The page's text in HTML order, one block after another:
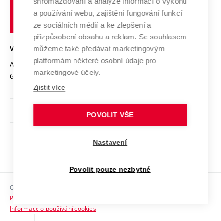
Transfer znalostí
Open Science
Projekty
Projekty ze strukturálních fondů
Specifický výzkum
Služby univerzity
Mezinárodní dohody
Univerzitní sítě
Udržitelná univerzita
Podnikavá univerzita / ContriBUTe
Bezpečná univerzita
Vyznamenání
Organizační struktura
Ochrana osobních údajů
odkaz)
Sociální bezpečí
HR Award
učení
technické
VYSOKÉ UČENÍ TECHNICKÉ V BRNĚ
Antonínská 548/1
602 00 Brno
www.vut.cz
vut@vutbr.cz
Copyright © 2026 VUT
Prohlášení o přístupnosti
Informace o používání cookies
a používání webu, zajištění fungování funkcí
ze sociálních médií a ke zlepšení a
přizpůsobení obsahu a reklam. Se souhlasem
můžeme také předávat marketingovým
platformám některé osobní údaje pro
marketingové účely.
Zjistit více
POVOLIT VŠE
Nastavení
Povolit pouze nezbytné